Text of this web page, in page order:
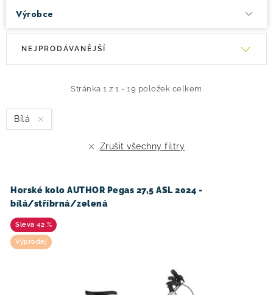
Výrobce
V
s
p
u
k
t
ů
Stránka1 z1 -19 položek celkem
Ř
n
í
d
u
k
t
NEJPRODÁVANĚJŠÍ
Bílá
Zrušit všechny filtry
Horské kolo AUTHOR Pegas 27,5 ASL 2024 -
bílá/stříbrná/zelená
42 %
Výprodej